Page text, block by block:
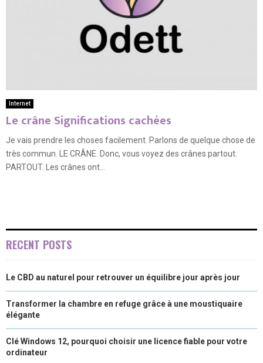
Internet
Le crâne Significations cachées
Je vais prendre les choses facilement. Parlons de quelque chose de
très commun. LE CRÂNE. Donc, vous voyez des crânes partout.
PARTOUT. Les crânes ont...
RECENT POSTS
Le CBD au naturel pour retrouver un équilibre jour après jour
Transformer la chambre en refuge grâce à une moustiquaire
élégante
Clé Windows 12, pourquoi choisir une licence fiable pour votre
ordinateur